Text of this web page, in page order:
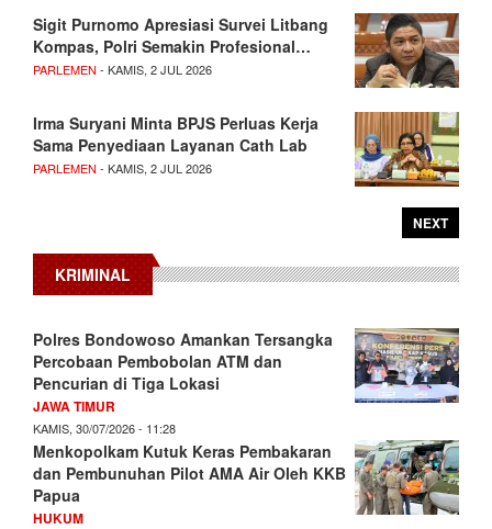
Sigit Purnomo Apresiasi Survei Litbang
Kompas, Polri Semakin Profesional…
PARLEMEN - KAMIS, 2 JUL 2026
Irma Suryani Minta BPJS Perluas Kerja
Sama Penyediaan Layanan Cath Lab
PARLEMEN - KAMIS, 2 JUL 2026
NEXT
KRIMINAL
Polres Bondowoso Amankan Tersangka
Percobaan Pembobolan ATM dan
Pencurian di Tiga Lokasi
JAWA TIMUR
KAMIS, 30/07/2026 - 11:28
Menkopolkam Kutuk Keras Pembakaran
dan Pembunuhan Pilot AMA Air Oleh KKB
Papua
HUKUM